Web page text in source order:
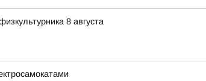
8 августа